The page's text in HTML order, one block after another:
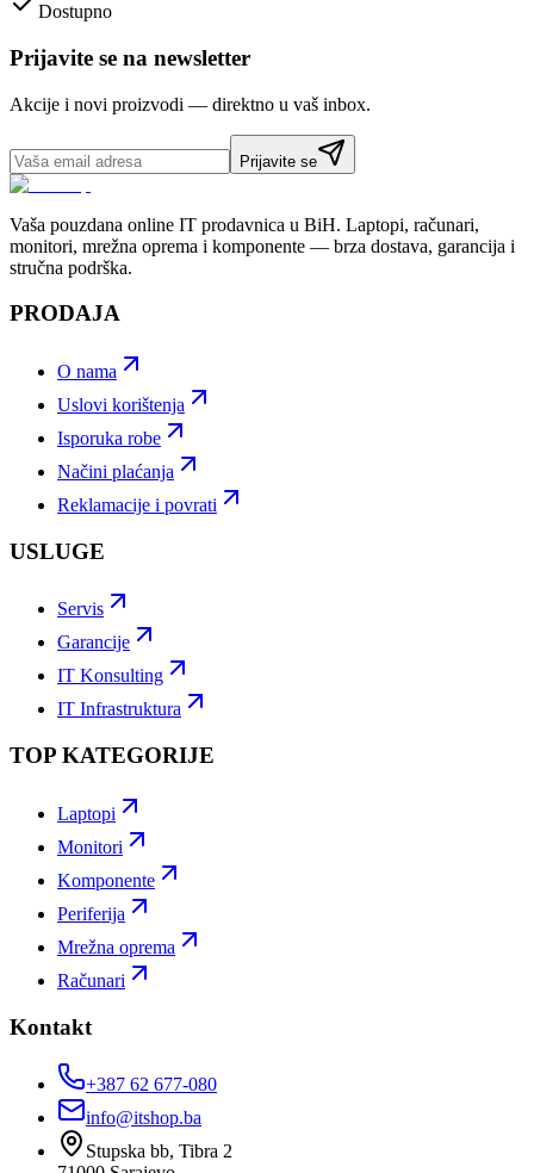
Dostupno
Prijavite se na newsletter
Akcije i novi proizvodi — direktno u vaš inbox.
Prijavite se
Vaša pouzdana online IT prodavnica u BiH. Laptopi, računari,
monitori, mrežna oprema i komponente — brza dostava, garancija i
stručna podrška.
PRODAJA
O nama
Uslovi korištenja
Isporuka robe
Načini plaćanja
Reklamacije i povrati
USLUGE
Servis
Garancije
IT Konsulting
IT Infrastruktura
TOP KATEGORIJE
Laptopi
Monitori
Komponente
Periferija
Mrežna oprema
Računari
Kontakt
+387 62 677-080
info@itshop.ba
Stupska bb, Tibra 2